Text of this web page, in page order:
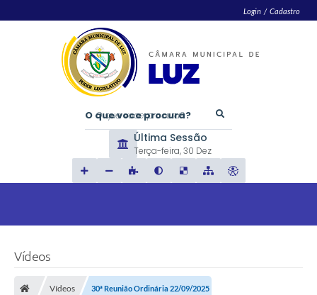
Login / Cadastro
O que voce procura?
Última Sessão
Terça-feira 30 Dez
Vídeos
Vídeos 30ª Reunião Ordinária 22/09/2025